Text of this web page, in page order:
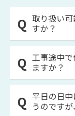
取り扱い
すか？
工事途中
ますか？
平日の日
うのです